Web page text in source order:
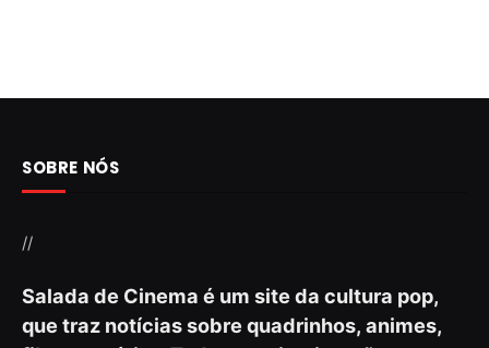
SOBRE NÓS
//
Salada de Cinema é um site da cultura pop,
que traz notícias sobre quadrinhos, animes,